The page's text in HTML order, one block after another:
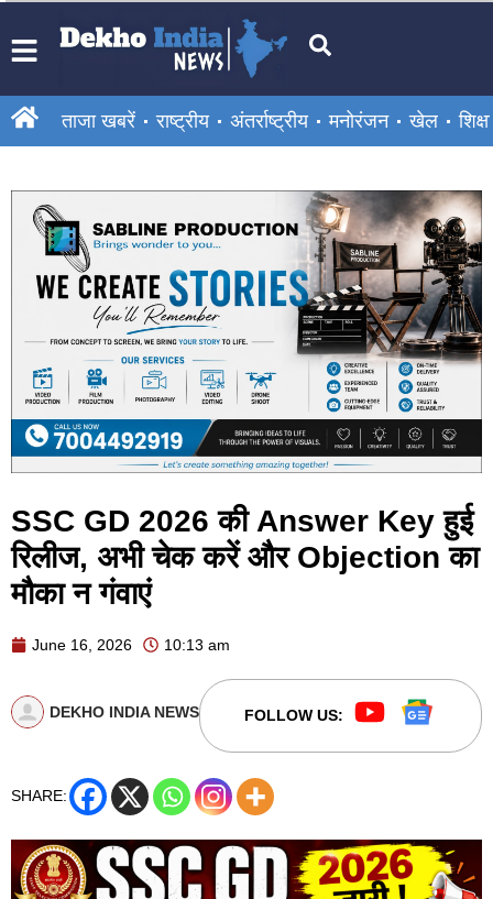
ताजा खबरें राष्ट्रीय अंतर्राष्ट्रीय मनोरंजन खेल शिक्षा
SSC GD 2026 की Answer Key हुई
रिलीज, अभी चेक करें और Objection का
मौका न गंवाएं
June 16, 2026 10:13 am
DEKHO INDIA NEWS FOLLOW US:
SHARE: